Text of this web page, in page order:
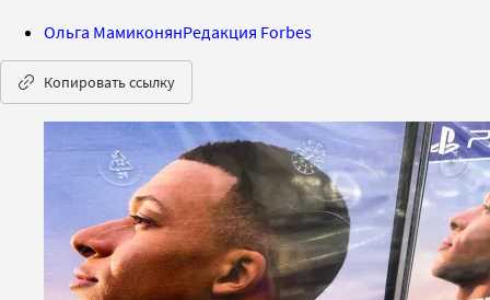
Ольга МамиконянРедакция Forbes
Копировать ссылку